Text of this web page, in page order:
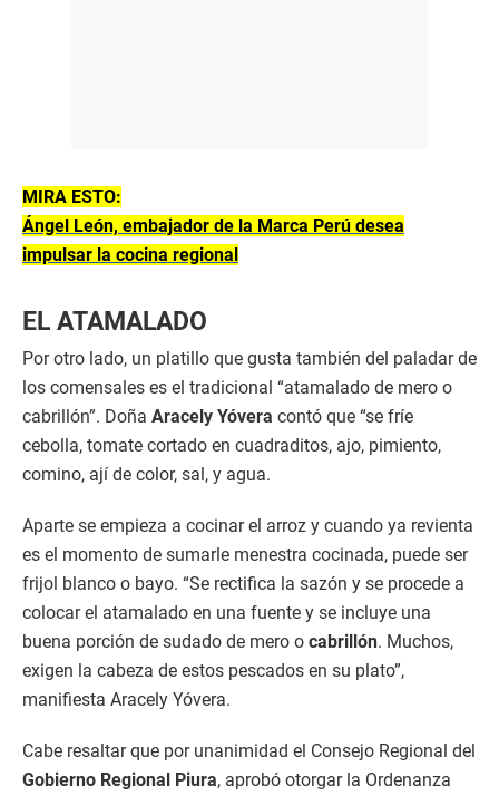
MIRA ESTO:
Ángel León, embajador de la Marca Perú desea
impulsar la cocina regional
EL ATAMALADO
Por otro lado, un platillo que gusta también del paladar de
los comensales es el tradicional “atamalado de mero o
cabrillón”. Doña Aracely Yóvera contó que “se fríe
cebolla, tomate cortado en cuadraditos, ajo, pimiento,
comino, ají de color, sal, y agua.
Aparte se empieza a cocinar el arroz y cuando ya revienta
es el momento de sumarle menestra cocinada, puede ser
frijol blanco o bayo. “Se rectifica la sazón y se procede a
colocar el atamalado en una fuente y se incluye una
buena porción de sudado de mero o cabrillón. Muchos,
exigen la cabeza de estos pescados en su plato”,
manifiesta Aracely Yóvera.
Cabe resaltar que por unanimidad el Consejo Regional del
Gobierno Regional Piura, aprobó otorgar la Ordenanza